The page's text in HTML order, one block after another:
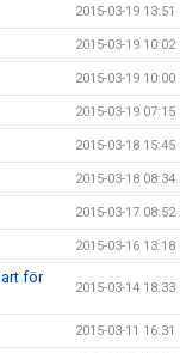
2015-03-19 13:51
2015-03-19 10:02
2015-03-19 10:00
2015-03-19 07:15
2015-03-18 15:45
2015-03-18 08:34
2015-03-17 08:52
2015-03-16 13:18
för
2015-03-14 18:33
2015-03-11 16:31